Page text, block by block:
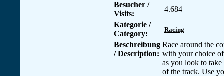
Besucher /
Visits:
4.684
Kategorie /
Category:
Racing
Beschreibung
/ Description:
Race around the
with your choice
as you look to
of the track. Use